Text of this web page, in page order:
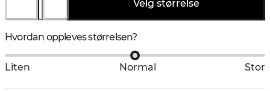
Velg størrelse
Hvordan oppleves størrelsen?
Liten Normal Stor